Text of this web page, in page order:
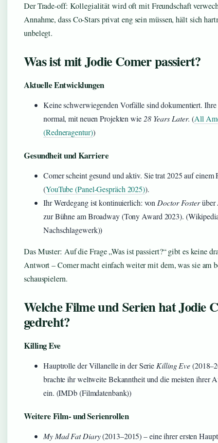
Der Trade-off: Kollegialität wird oft mit Freundschaft
Annahme, dass Co-Stars privat eng sein müssen, hält sich
unbelegt.
Was ist mit Jodie Comer passiert?
Aktuelle Entwicklungen
Keine schwerwiegenden Vorfälle sind dokumentiert.
normal, mit neuen Projekten wie 28 Years Later. (All
(Redneragentur))
Gesundheit und Karriere
Comer scheint gesund und aktiv. Sie trat 2025 auf einem
(YouTube (Panel-Gespräch 2025)).
Ihr Werdegang ist kontinuierlich: von Doctor Fosterüber
zur Bühne am Broadway (Tony Award 2023).
Nachschlagewerk))
Das Muster: Auf die Frage „Was ist passiert?“ gibt es keine
Antwort – Comer macht einfach weiter mit dem, was sie am
schauspielern.
Welche Filme und Serien hat Jodie
gedreht?
Killing Eve
Hauptrolle der Villanelle in der Serie Killing Eve
brachte ihr weltweite Bekanntheit und die meisten ihrer
ein. (IMDb (Filmdatenbank))
Weitere Film- und Serienrollen
My Mad Fat Diary(2013–2015) – eine ihrer ersten